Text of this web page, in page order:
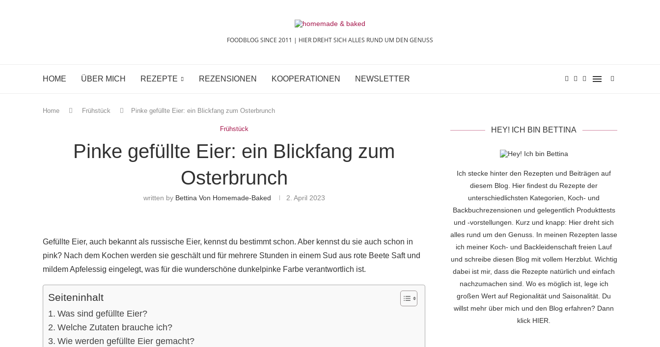
FOODBLOG SINCE 2011 | HIER DREHT SICH ALLES RUND UM DEN GENUSS
HOME ÜBER MICH REZEPTE REZENSIONEN KOOPERATIONEN NEWSLETTER
Home Frühstück Pinke gefüllte Eier: ein Blickfang zum Osterbrunch
Frühstück
Pinke gefüllte Eier: ein Blickfang zum
Osterbrunch
written by Bettina Von Homemade-Baked 2. April 2023
Gefüllte Eier, auch bekannt als russische Eier, kennst du bestimmt schon. Aber kennst du sie auch schon in
pink? Nach dem Kochen werden sie geschält und für mehrere Stunden in einem Sud aus rote Beete Saft und
mildem Apfelessig eingelegt, was für die wunderschöne dunkelpinke Farbe verantwortlich ist.
Seiteninhalt
Was sind gefüllte Eier?
Welche Zutaten brauche ich?
Wie werden gefüllte Eier gemacht?
HEY! ICH BIN BETTINA
Ich stecke hinter den Rezepten und Beiträgen auf
diesem Blog. Hier findest du Rezepte der
unterschiedlichsten Kategorien, Koch- und
Backbuchrezensionen und gelegentlich Produkttests
und -vorstellungen. Kurz und knapp: Hier dreht sich
alles rund um den Genuss. In meinen Rezepten lasse
ich meiner Koch- und Backleidenschaft freien Lauf
und schreibe diesen Blog mit vollem Herzblut. Wichtig
dabei ist mir, dass die Rezepte natürlich und einfach
nachzumachen sind. Wo es möglich ist, lege ich
großen Wert auf Regionalität und Saisonalität. Du
willst mehr über mich und den Blog erfahren? Dann
klick HIER